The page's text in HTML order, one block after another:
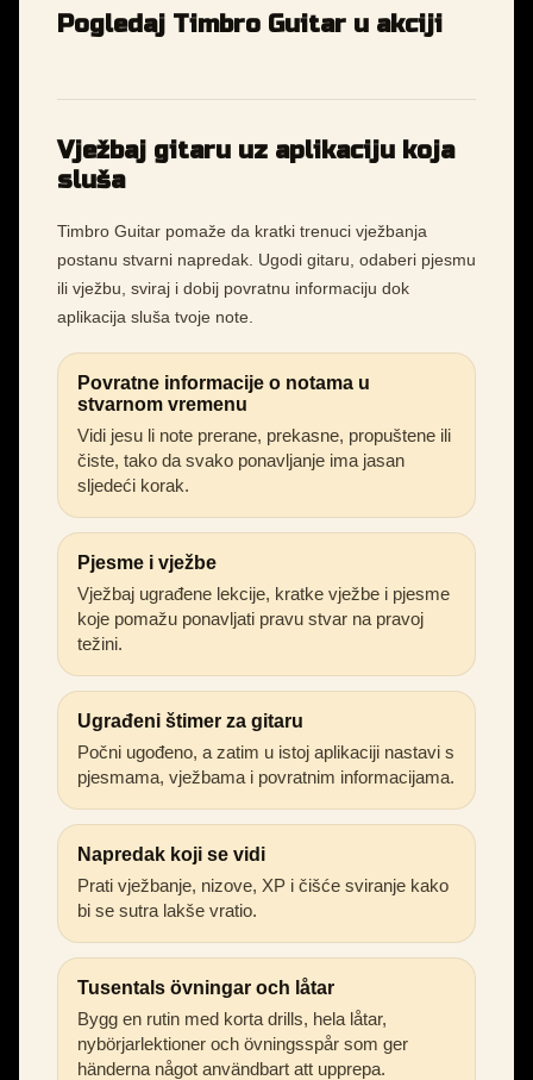
Pogledaj Timbro Guitar u akciji
Vježbaj gitaru uz aplikaciju koja
sluša
Timbro Guitar pomaže da kratki trenuci vježbanja
postanu stvarni napredak. Ugodi gitaru, odaberi pjesmu
ili vježbu, sviraj i dobij povratnu informaciju dok
aplikacija sluša tvoje note.
Povratne informacije o notama u
stvarnom vremenu
Vidi jesu li note prerane, prekasne, propuštene ili
čiste, tako da svako ponavljanje ima jasan
sljedeći korak.
Pjesme i vježbe
Vježbaj ugrađene lekcije, kratke vježbe i pjesme
koje pomažu ponavljati pravu stvar na pravoj
težini.
Ugrađeni štimer za gitaru
Počni ugođeno, a zatim u istoj aplikaciji nastavi s
pjesmama, vježbama i povratnim informacijama.
Napredak koji se vidi
Prati vježbanje, nizove, XP i čišće sviranje kako
bi se sutra lakše vratio.
Tusentals övningar och låtar
Bygg en rutin med korta drills, hela låtar,
nybörjarlektioner och övningsspår som ger
händerna något användbart att upprepa.